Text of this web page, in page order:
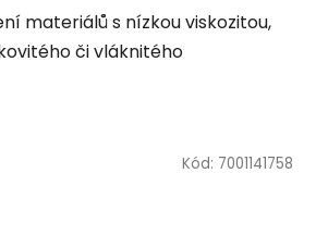
materiálů s nízkou viskozitou,
či vláknitého
Kód: 7001141758